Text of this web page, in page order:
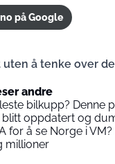
på Google
uten å tenke over
andre
bilkupp? Denne
oppdatert og
for å se Norge i
millioner